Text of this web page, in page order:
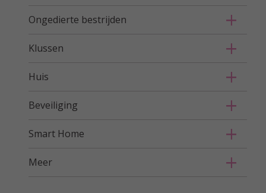
Ongedierte bestrijden
Klussen
Huis
Beveiliging
Smart Home
Meer